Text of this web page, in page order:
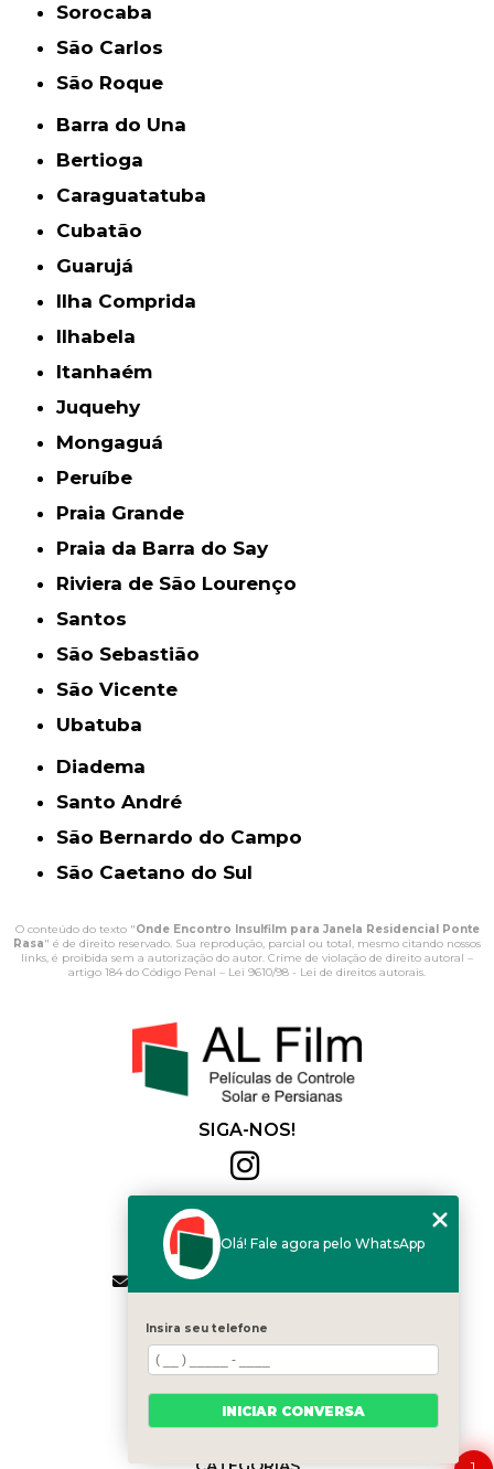
Sorocaba
São Carlos
São Roque
Barra do Una
Bertioga
Caraguatatuba
Cubatão
Guarujá
Ilha Comprida
Ilhabela
Itanhaém
Juquehy
Mongaguá
Peruíbe
Praia Grande
Praia da Barra do Say
Riviera de São Lourenço
Santos
São Sebastião
São Vicente
Ubatuba
Diadema
Santo André
São Bernardo do Campo
São Caetano do Sul
O conteúdo do texto "Onde Encontro Insulfilm para Janela Residencial Ponte
Rasa" é de direito reservado. Sua reprodução, parcial ou total, mesmo citando nossos
links, é proibida sem a autorização do autor. Crime de violação de direito autoral –
artigo 184 do Código Penal – Lei 9610/98 - Lei de direitos autorais.
SIGA-NOS!
(11) 2564-4684
(11) 94168-2041
contato.vendas@alfilm.com.br
MENU
HOME
QUEM SOMOS
SERVIÇOS
BLOG
Olá! Fale agora pelo WhatsApp
Insira seu telefone
INICIAR CONVERSA